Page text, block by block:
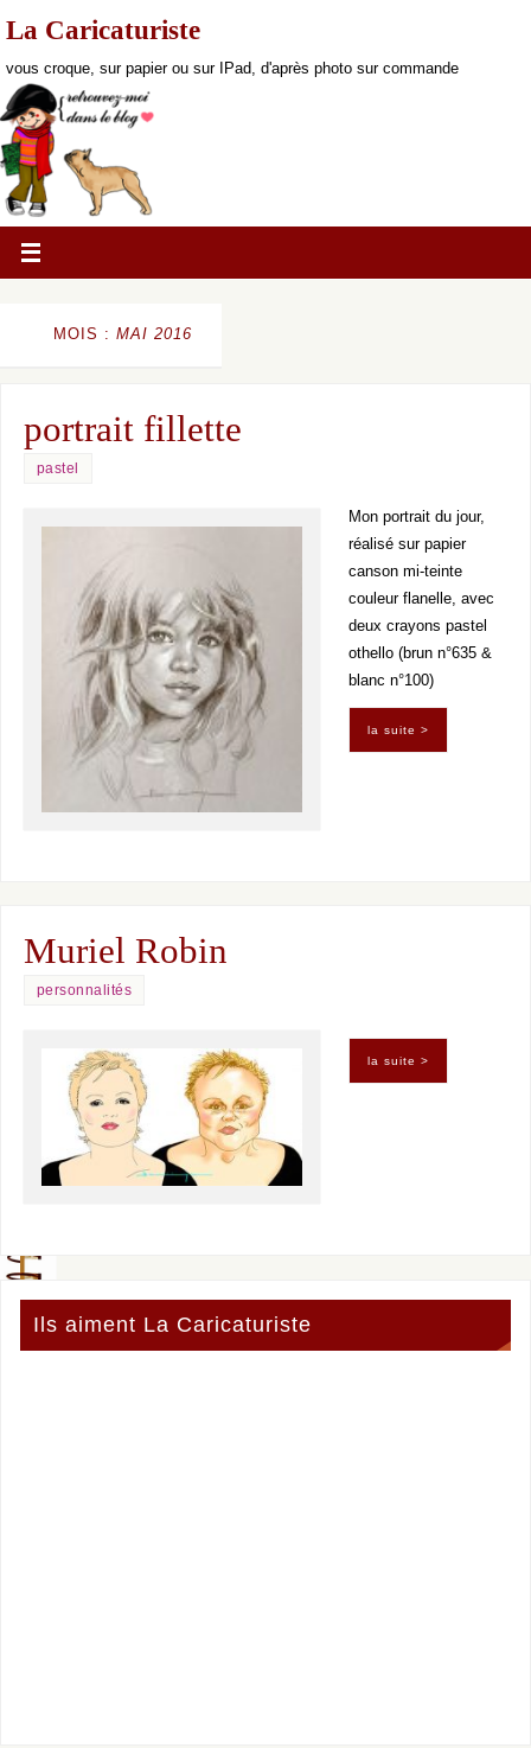
La Caricaturiste
vous croque, sur papier ou sur IPad, d'après photo sur commande
MOIS : MAI 2016
portrait fillette
pastel
Mon portrait du jour,
réalisé sur papier
canson mi-teinte
couleur flanelle, avec
deux crayons pastel
othello (brun n°635 &
blanc n°100)
la suite >
Muriel Robin
personnalités
la suite >
Ils aiment La Caricaturiste